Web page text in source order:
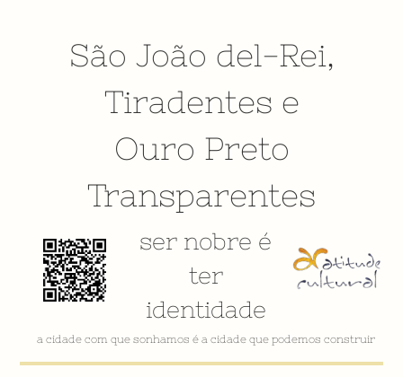
São João del-Rei,
Tiradentes e
Ouro Preto
Transparentes
ser nobre é
ter
identidade
a cidade com que sonhamos é a cidade que podemos construir